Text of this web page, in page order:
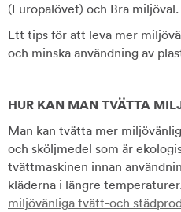
(Europalövet) och Bra miljöval.
Ett tips för att leva mer
och minska användning av
HUR KAN MAN TVÄTTA
Man kan tvätta mer
och sköljmedel som är
tvättmaskinen innan
kläderna i längre
miljövänliga tvätt-och